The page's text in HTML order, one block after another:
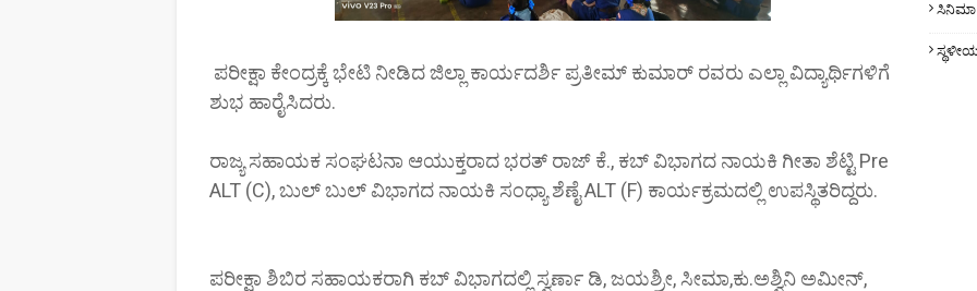
ಪರೀಕ್ಷಾ ಕೇಂದ್ರಕ್ಕೆ ಭೇಟಿ ನೀಡಿದ ಜಿಲ್ಲಾ ಕಾರ್ಯದರ್ಶಿ ಪ್ರತೀಮ್ ಕುಮಾರ್ ರವರು ಎಲ್ಲಾ ವಿದ್ಯಾರ್ಥಿಗಳಿಗೆ
ಶುಭ ಹಾರೈಸಿದರು.
ರಾಜ್ಯ ಸಹಾಯಕ ಸಂಘಟನಾ ಆಯುಕ್ತರಾದ ಭರತ್ ರಾಜ್ ಕೆ., ಕಬ್ ವಿಭಾಗದ ನಾಯಕಿ ಗೀತಾ ಶೆಟ್ಟಿ Pre
ALT (C), ಬುಲ್ ಬುಲ್ ವಿಭಾಗದ ನಾಯಕಿ ಸಂಧ್ಯಾ ಶೆಣೈ ALT (F) ಕಾರ್ಯಕ್ರಮದಲ್ಲಿ ಉಪಸ್ಥಿತರಿದ್ದರು.
ಪರೀಕ್ಷಾ ಶಿಬಿರ ಸಹಾಯಕರಾಗಿ ಕಬ್ ವಿಭಾಗದಲ್ಲಿ ಸ್ವರ್ಣಾ ಡಿ, ಜಯಶ್ರೀ, ಸೀಮಾ,ಕು.ಅಶ್ವಿನಿ ಅಮೀನ್,
ಸಿನಿಮಾ